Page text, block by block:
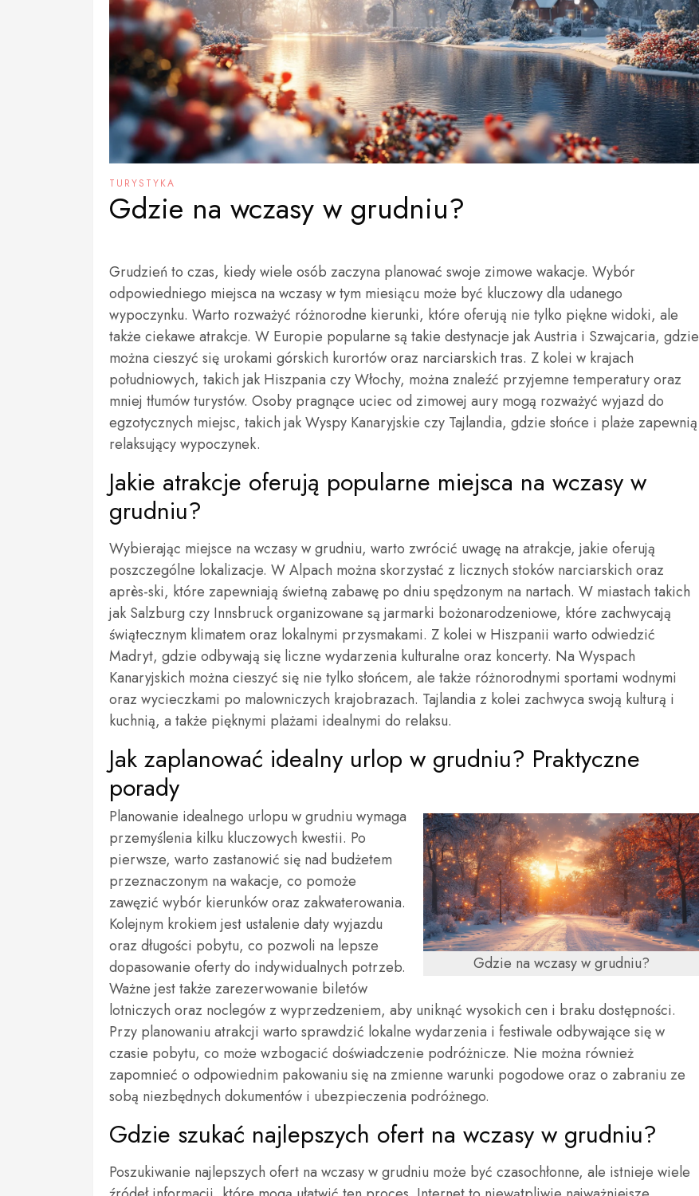
TURYSTYKA
Gdzie na wczasy w grudniu?
Grudzień to czas, kiedy wiele osób zaczyna planować swoje zimowe wakacje. Wybór
odpowiedniego miejsca na wczasy w tym miesiącu może być kluczowy dla udanego
wypoczynku. Warto rozważyć różnorodne kierunki, które oferują nie tylko piękne widoki, ale
także ciekawe atrakcje. W Europie popularne są takie destynacje jak Austria i Szwajcaria, gdzie
można cieszyć się urokami górskich kurortów oraz narciarskich tras. Z kolei w krajach
południowych, takich jak Hiszpania czy Włochy, można znaleźć przyjemne temperatury oraz
mniej tłumów turystów. Osoby pragnące uciec od zimowej aury mogą rozważyć wyjazd do
egzotycznych miejsc, takich jak Wyspy Kanaryjskie czy Tajlandia, gdzie słońce i plaże zapewnią
relaksujący wypoczynek.
Jakie atrakcje oferują popularne miejsca na wczasy w
grudniu?
Wybierając miejsce na wczasy w grudniu, warto zwrócić uwagę na atrakcje, jakie oferują
poszczególne lokalizacje. W Alpach można skorzystać z licznych stoków narciarskich oraz
après-ski, które zapewniają świetną zabawę po dniu spędzonym na nartach. W miastach takich
jak Salzburg czy Innsbruck organizowane są jarmarki bożonarodzeniowe, które zachwycają
świątecznym klimatem oraz lokalnymi przysmakami. Z kolei w Hiszpanii warto odwiedzić
Madryt, gdzie odbywają się liczne wydarzenia kulturalne oraz koncerty. Na Wyspach
Kanaryjskich można cieszyć się nie tylko słońcem, ale także różnorodnymi sportami wodnymi
oraz wycieczkami po malowniczych krajobrazach. Tajlandia z kolei zachwyca swoją kulturą i
kuchnią, a także pięknymi plażami idealnymi do relaksu.
Jak zaplanować idealny urlop w grudniu? Praktyczne
porady
Gdzie na wczasy w grudniu?
Planowanie idealnego urlopu w grudniu wymaga
przemyślenia kilku kluczowych kwestii. Po
pierwsze, warto zastanowić się nad budżetem
przeznaczonym na wakacje, co pomoże
zawęzić wybór kierunków oraz zakwaterowania.
Kolejnym krokiem jest ustalenie daty wyjazdu
oraz długości pobytu, co pozwoli na lepsze
dopasowanie oferty do indywidualnych potrzeb.
Ważne jest także zarezerwowanie biletów
lotniczych oraz noclegów z wyprzedzeniem, aby uniknąć wysokich cen i braku dostępności.
Przy planowaniu atrakcji warto sprawdzić lokalne wydarzenia i festiwale odbywające się w
czasie pobytu, co może wzbogacić doświadczenie podróżnicze. Nie można również
zapomnieć o odpowiednim pakowaniu się na zmienne warunki pogodowe oraz o zabraniu ze
sobą niezbędnych dokumentów i ubezpieczenia podróżnego.
Gdzie szukać najlepszych ofert na wczasy w grudniu?
Poszukiwanie najlepszych ofert na wczasy w grudniu może być czasochłonne, ale istnieje wiele